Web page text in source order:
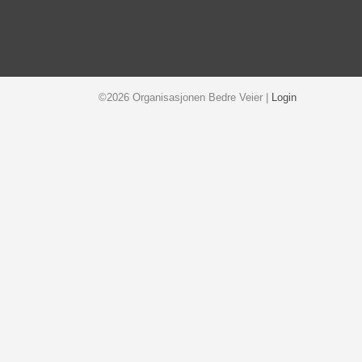
©2026 Organisasjonen Bedre Veier | Login